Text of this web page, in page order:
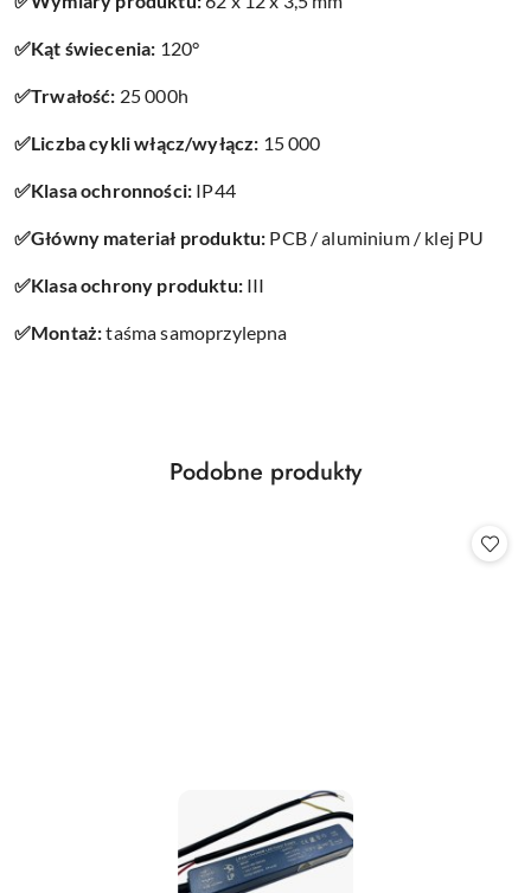
✅Kąt świecenia: 120°
✅Trwałość: 25 000h
✅Liczba cykli włącz/wyłącz: 15 000
✅Klasa ochronności: IP44
✅Główny materiał produktu: PCB / aluminium / klej PU
✅Klasa ochrony produktu: III
✅Montaż:taśma samoprzylepna
Pomiń karuzelę produktów
Produkty
Podobne produkty